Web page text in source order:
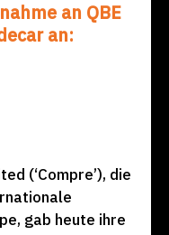
an QBE
an:
(‘Compre’), die
gab heute ihre